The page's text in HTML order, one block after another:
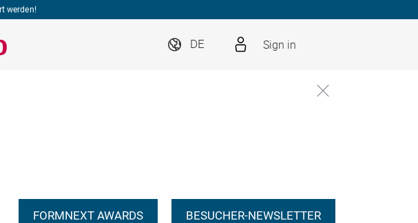
werden!
DE Sign in
FORMNEXT AWARDS BESUCHER-NEWSLETTER